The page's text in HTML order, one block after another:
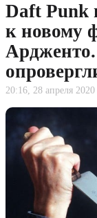
Daft Punk
к новому
20:16, 28 апреля 2020